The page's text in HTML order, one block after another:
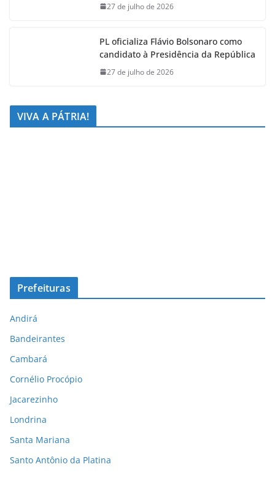
27 de julho de 2026
PL oficializa Flávio Bolsonaro como
candidato à Presidência da República
27 de julho de 2026
VIVA A PÁTRIA!
Prefeituras
Andirá
Bandeirantes
Cambará
Cornélio Procópio
Jacarezinho
Londrina
Santa Mariana
Santo Antônio da Platina